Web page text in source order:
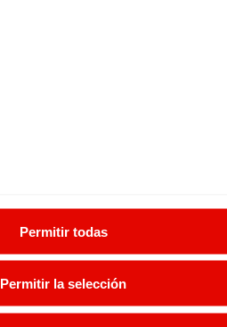
Permitir todas
Permitir la selección